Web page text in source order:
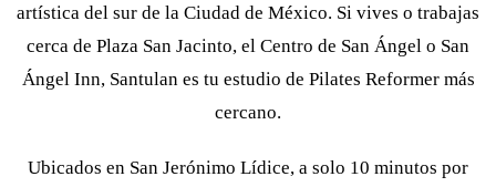
artística del sur de la Ciudad de México. Si vives o trabajas
cerca de Plaza San Jacinto, el Centro de San Ángel o San
Ángel Inn, Santulan es tu estudio de Pilates Reformer más
cercano.
Ubicados en San Jerónimo Lídice, a solo 10 minutos por